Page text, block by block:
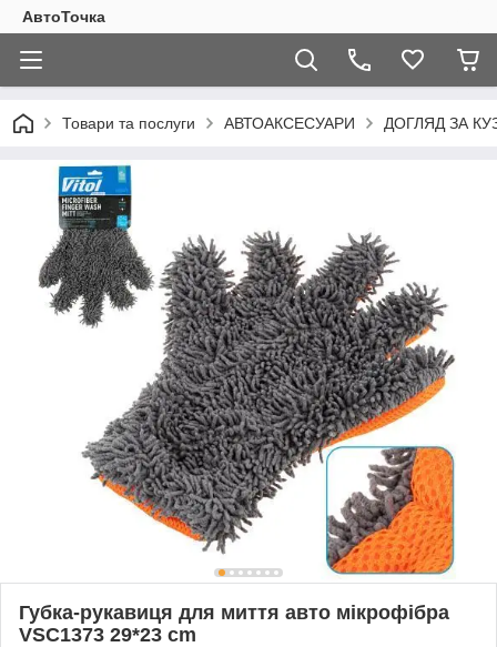
АвтоТочка
Товари та послуги АВТОАКСЕСУАРИ ДОГЛЯД ЗА
Губка-рукавиця для миття авто мікрофібра
VSC1373 29*23 cm